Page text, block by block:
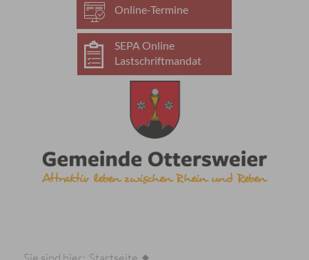
Online-Termine
SEPA Online
Lastschriftmandat